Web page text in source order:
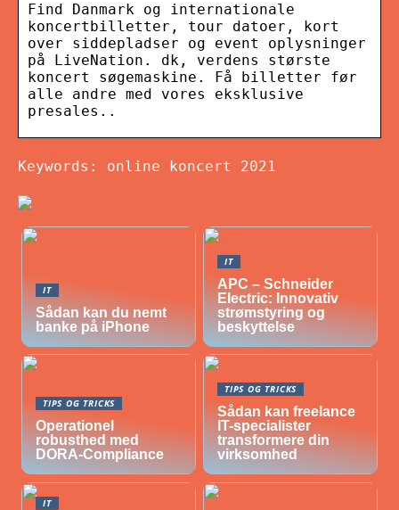
Find Danmark og internationale
koncertbilletter, tour datoer, kort
over siddepladser og event oplysninger
på LiveNation. dk, verdens største
koncert søgemaskine. Få billetter før
alle andre med vores eksklusive
presales..
Keywords: online koncert 2021
IT
Sådan kan du nemt
banke på iPhone
IT
APC – Schneider
Electric: Innovativ
strømstyring og
beskyttelse
TIPS OG TRICKS
Operationel
robusthed med
DORA-Compliance
TIPS OG TRICKS
Sådan kan freelance
IT-specialister
transformere din
virksomhed
IT